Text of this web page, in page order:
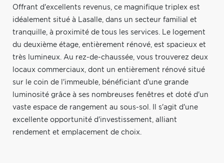
Offrant d'excellents revenus, ce magnifique triplex est
idéalement situé à Lasalle, dans un secteur familial et
tranquille, à proximité de tous les services. Le logement
du deuxième étage, entièrement rénové, est spacieux et
très lumineux. Au rez-de-chaussée, vous trouverez deux
locaux commerciaux, dont un entièrement rénové situé
sur le coin de l'immeuble, bénéficiant d'une grande
luminosité grâce à ses nombreuses fenêtres et doté d'un
vaste espace de rangement au sous-sol. Il s'agit d'une
excellente opportunité d'investissement, alliant
rendement et emplacement de choix.